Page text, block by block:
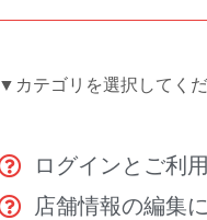
▼カテゴリを選択してく
ログインとご利
店舗情報の編集